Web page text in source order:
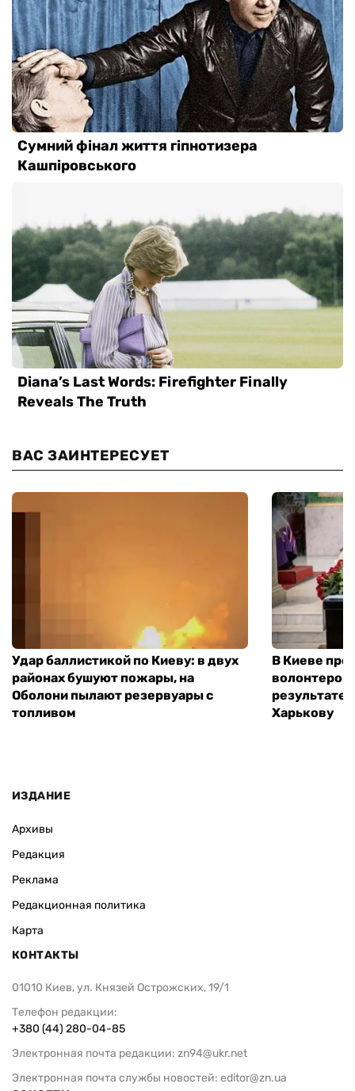
ВАС ЗАИНТЕРЕСУЕТ
Удар баллистикой по Киеву: в двух
районах бушуют пожары, на
Оболони пылают резервуары с
топливом
В Киеве
результате
Харькову
ИЗДАНИЕ
Архивы
Редакция
Реклама
Редакционная политика
Карта
КОНТАКТЫ
01010 Киев, ул. Князей Острожских, 19/1
Телефон редакции:
+380 (44) 280-04-85
Электронная почта редакции: zn94@ukr.net
Электронная почта службы новостей: editor@zn.ua